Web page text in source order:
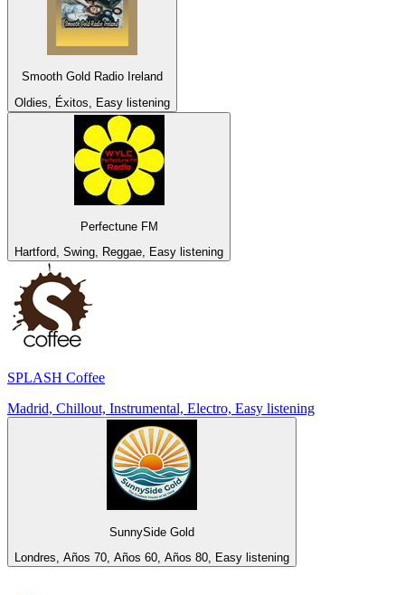
Smooth Gold Radio Ireland
Oldies, Éxitos, Easy listening
Perfectune FM
Hartford, Swing, Reggae, Easy listening
SPLASH Coffee
Madrid, Chillout, Instrumental, Electro, Easy listening
SunnySide Gold
Londres, Años 70, Años 60, Años 80, Easy listening